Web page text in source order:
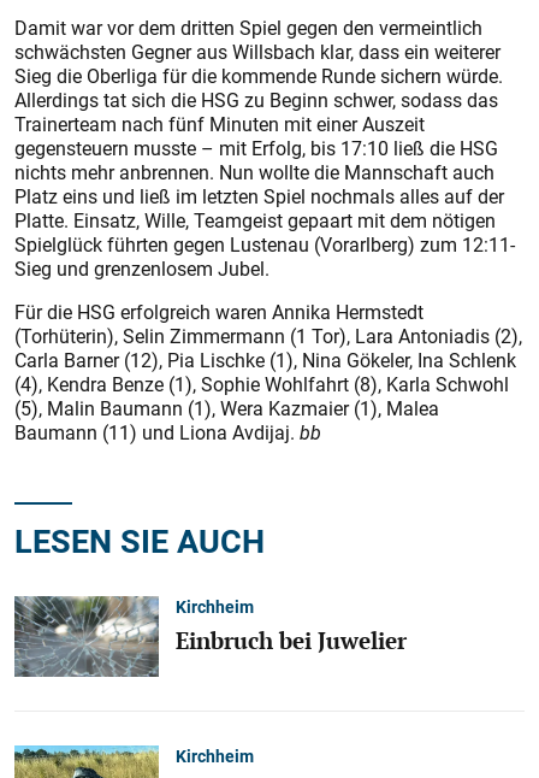
Damit war vor dem dritten Spiel gegen den vermeintlich
schwächs­ten Gegner aus Willsbach klar, dass ein weiterer
Sieg die Oberliga für die kommende Runde sichern würde.
Allerdings tat sich die HSG zu Beginn schwer, sodass das
Trainerteam nach fünf Minuten mit einer Auszeit
gegensteuern musste – mit Erfolg, bis 17:10 ließ die HSG
nichts mehr anbrennen. Nun wollte die Mannschaft auch
Platz eins und ließ im letzten Spiel nochmals alles auf der
Platte. Einsatz, Wille, Teamgeist gepaart mit dem nötigen
Spielglück führten gegen Lustenau (Vorarlberg) zum 12:11-
Sieg und grenzenlosem Jubel.
Für die HSG erfolgreich waren Annika Hermstedt
(Torhüterin), Selin Zimmermann (1 Tor), Lara Antoniadis (2),
Carla Barner (12), Pia Lischke (1), Nina Gökeler, Ina Schlenk
(4), Kendra Benze (1), Sophie Wohlfahrt (8), Karla Schwohl
(5), Malin Baumann (1), Wera Kazmaier (1), Malea
Baumann (11) und Liona Avdijaj. bb
LESEN SIE AUCH
Kirchheim
Einbruch bei Juwelier
Kirchheim